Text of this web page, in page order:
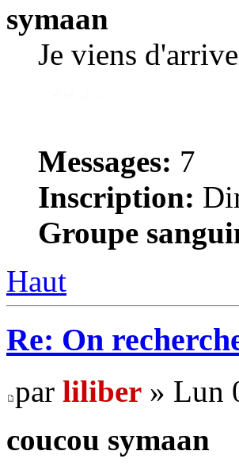
symaan
Je viens
Messages: 7
Inscription:
Groupe
Haut
Re: On
par liliber » Lun
coucou symaan